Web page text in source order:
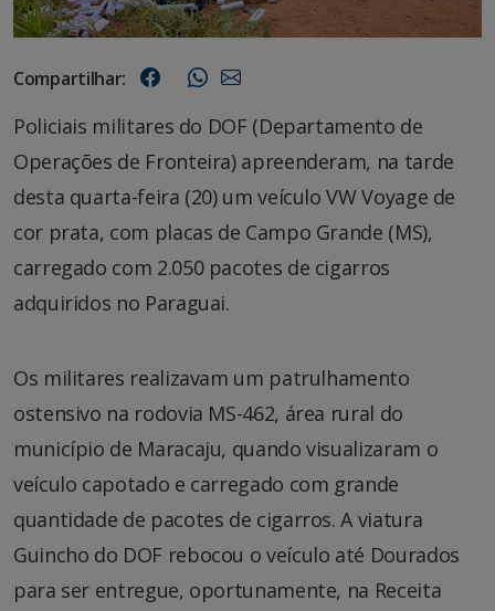
Compartilhar:
Policiais militares do DOF (Departamento de
Operações de Fronteira) apreenderam, na tarde
desta quarta-feira (20) um veículo VW Voyage de
cor prata, com placas de Campo Grande (MS),
carregado com 2.050 pacotes de cigarros
adquiridos no Paraguai.
Os militares realizavam um patrulhamento
ostensivo na rodovia MS-462, área rural do
município de Maracaju, quando visualizaram o
veículo capotado e carregado com grande
quantidade de pacotes de cigarros. A viatura
Guincho do DOF rebocou o veículo até Dourados
para ser entregue, oportunamente, na Receita